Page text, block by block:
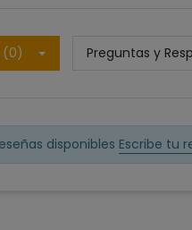
(0) Preguntas y
disponibles Escribe tu